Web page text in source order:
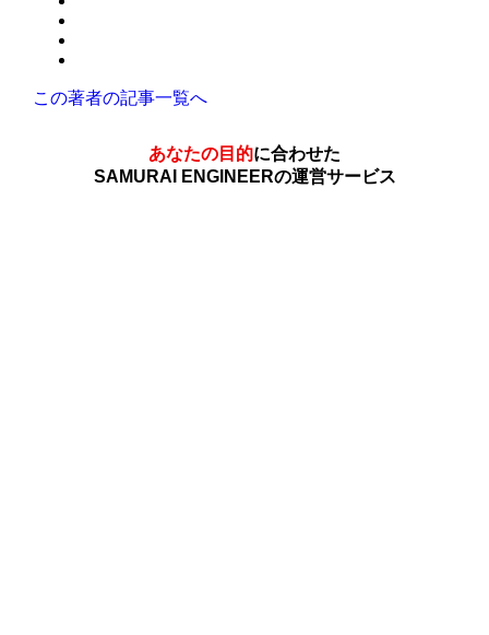
この著者の記事一覧へ
あなたの目的に合わせた
SAMURAI ENGINEERの運営サービス